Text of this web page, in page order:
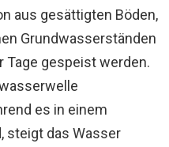
aus gesättigten Böden,
Grundwasserständen
Tage gespeist werden.
es in einem
steigt das Wasser